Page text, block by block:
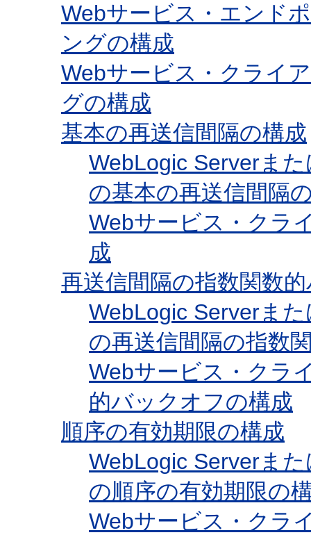
Webサービス・エンド
ングの構成
Webサービス・クライ
グの構成
基本の再送信間隔の構成
WebLogic Serverま
の基本の再送信間隔
Webサービス・クラ
成
再送信間隔の指数関数
WebLogic Serverま
の再送信間隔の指数
Webサービス・クラ
的バックオフの構成
順序の有効期限の構成
WebLogic Serverま
の順序の有効期限の
Webサービス・クラ